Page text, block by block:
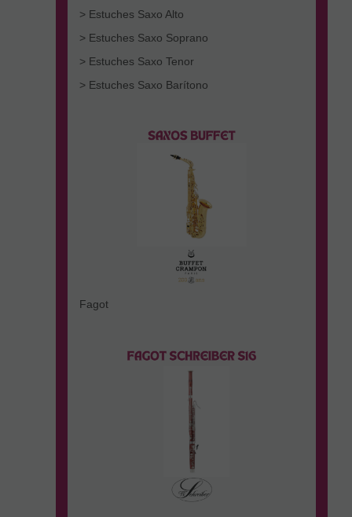
> Estuches Saxo Alto
> Estuches Saxo Soprano
> Estuches Saxo Tenor
> Estuches Saxo Barítono
Fagot